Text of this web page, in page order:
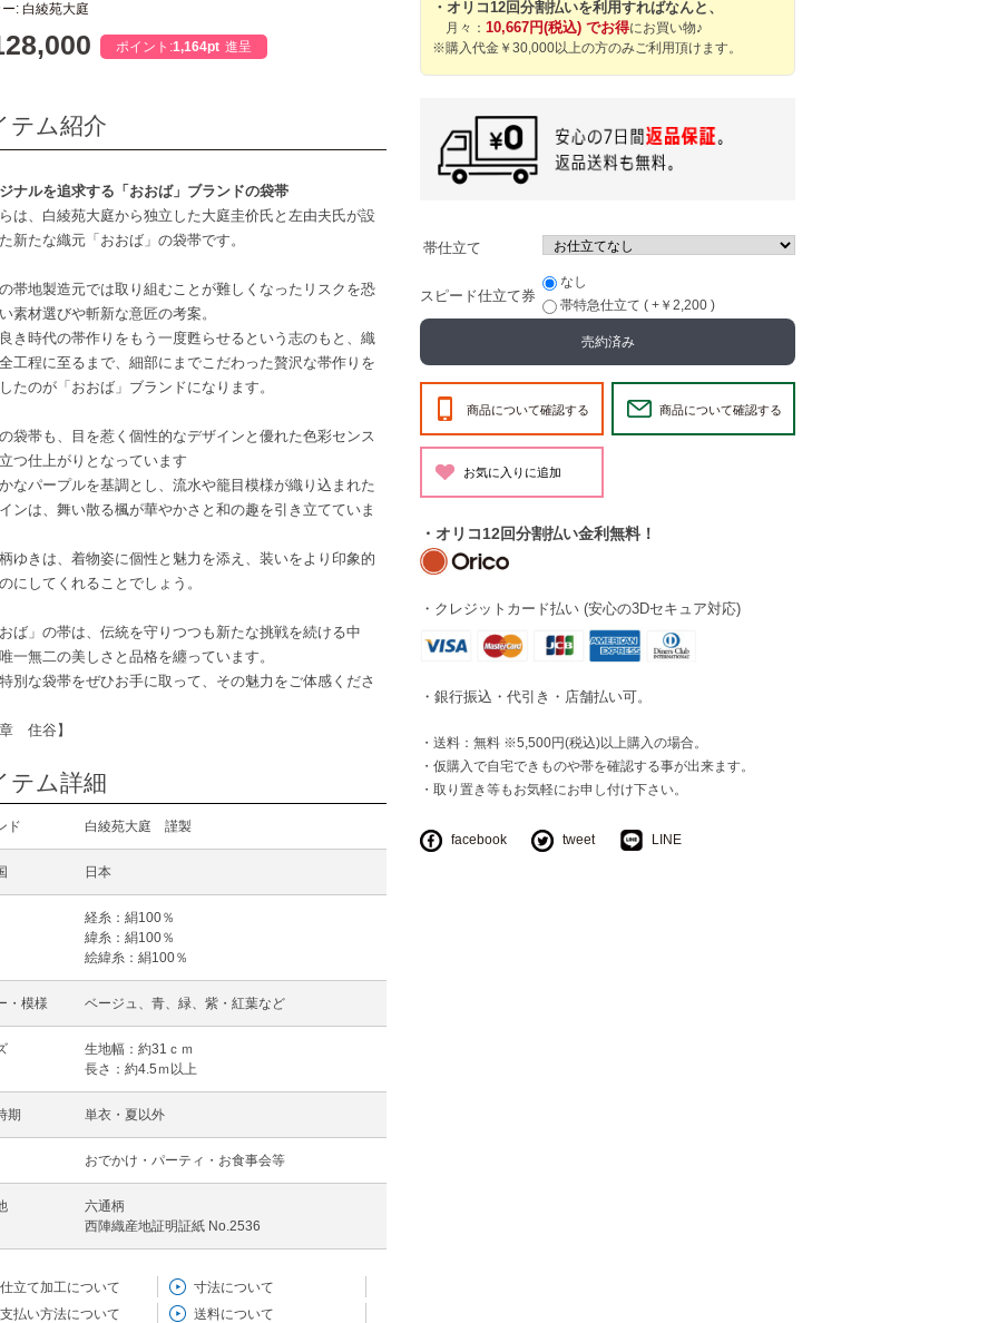
ー: 白綾苑大庭
ポイント:1,164pt 進呈
テム紹介
ナルを追求する「おおば」ブランドの袋帯
は、白綾苑大庭から独立した大庭圭价氏と左由夫氏が設
新たな織元「おおば」の袋帯です。
帯地製造元では取り組むことが難しくなったリスクを恐
素材選びや斬新な意匠の考案。
き時代の帯作りをもう一度甦らせるという志のもと、織
工程に至るまで、細部にまでこだわった贅沢な帯作りを
たのが「おおば」ブランドになります。
袋帯も、目を惹く個性的なデザインと優れた色彩センス
つ仕上がりとなっています
なパープルを基調とし、流水や籠目模様が織り込まれた
ンは、舞い散る楓が華やかさと和の趣を引き立てていま
ゆきは、着物姿に個性と魅力を添え、装いをより印象的
にしてくれることでしょう。
おば」の帯は、伝統を守りつつも新たな挑戦を続ける中
一無二の美しさと品格を纏っています。
別な袋帯をぜひお手に取って、その魅力をご体感くださ
章 住谷】
テム詳細
ド 白綾苑大庭 謹製
日本
経糸：絹100％
緯糸：絹100％
絵緯糸：絹100％
・模様 ベージュ、青、緑、紫・紅葉など
生地幅：約31ｃｍ
長さ：約4.5ｍ以上
期 単衣・夏以外
おでかけ・パーティ・お食事会等
六通柄
西陣織産地証明証紙 No.2536
立て加工について
寸法について
払い方法について
送料について
・オリコ12回分割払いを利用すればなんと、
月々：10,667円(税込) でお得にお買い物♪
※購入代金￥30,000以上の方のみご利用頂けます。
帯仕立て
スピード仕立て券
なし
帯特急仕立て ( +￥2,200 )
売約済み
商品について確認する 商品について確認する
・オリコ12回分割払い金利無料！
・クレジットカード払い (安心の3Dセキュア対応)
・銀行振込・代引き・店舗払い可。
・送料：無料 ※5,500円(税込)以上購入の場合。
・仮購入で自宅できものや帯を確認する事が出来ます。
・取り置き等もお気軽にお申し付け下さい。
facebook tweet LINE